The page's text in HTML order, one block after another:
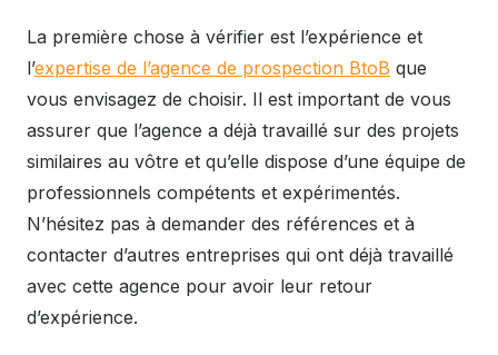
La première chose à vérifier est l’expérience et
l’expertise de l’agence de prospection BtoB que
vous envisagez de choisir. Il est important de vous
assurer que l’agence a déjà travaillé sur des projets
similaires au vôtre et qu’elle dispose d’une équipe de
professionnels compétents et expérimentés.
N’hésitez pas à demander des références et à
contacter d’autres entreprises qui ont déjà travaillé
avec cette agence pour avoir leur retour
d’expérience.